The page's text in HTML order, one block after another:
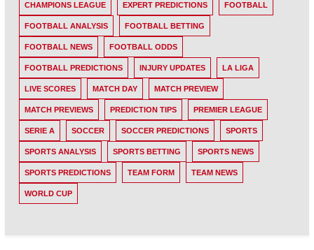
CHAMPIONS LEAGUE EXPERT PREDICTIONS FOOTBALL
FOOTBALL ANALYSIS FOOTBALL BETTING
FOOTBALL NEWS FOOTBALL ODDS
FOOTBALL PREDICTIONS INJURY UPDATES LA LIGA
LIVE SCORES MATCH DAY MATCH PREVIEW
MATCH PREVIEWS PREDICTION TIPS PREMIER LEAGUE
SERIE A SOCCER SOCCER PREDICTIONS SPORTS
SPORTS ANALYSIS SPORTS BETTING SPORTS NEWS
SPORTS PREDICTIONS TEAM FORM TEAM NEWS
WORLD CUP